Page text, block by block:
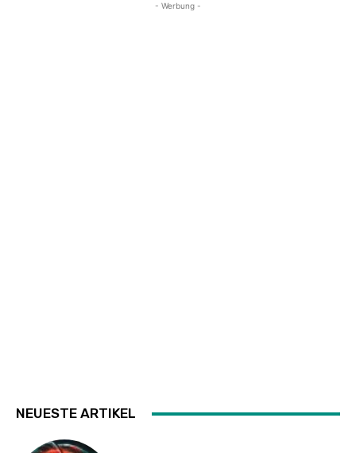
- Werbung -
NEUESTE ARTIKEL